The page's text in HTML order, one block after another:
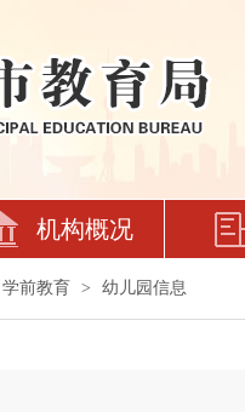
机构概况
学前教育 > 幼儿园信息